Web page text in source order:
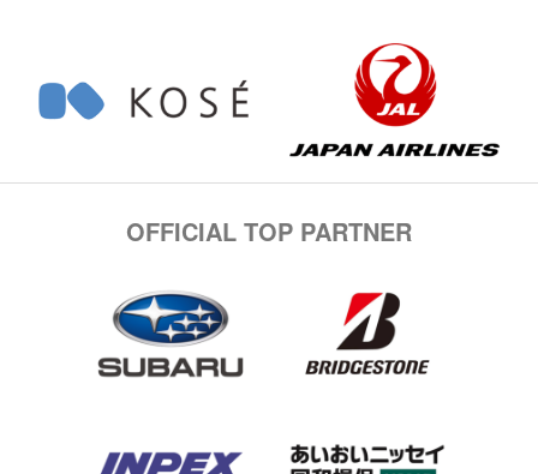
OFFICIAL TOP PARTNER